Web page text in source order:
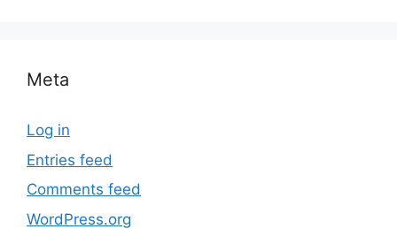
Meta
Log in
Entries feed
Comments feed
WordPress.org